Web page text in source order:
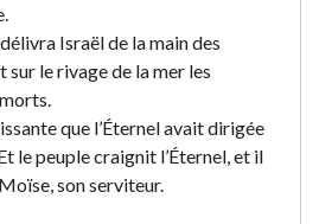
Israël de la main des
sur le rivage de la mer les
que l’Éternel avait dirigée
le peuple craignit l’Éternel, et il
son serviteur.